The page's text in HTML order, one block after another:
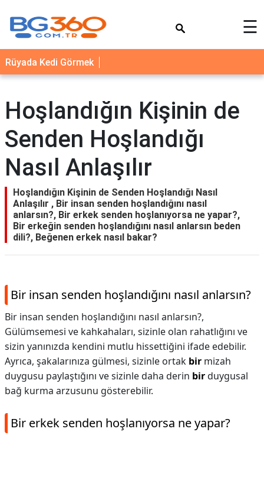
YEMEK
TARİFLERİ
NEDİR
FAYDALARI
İLETİŞİM
☰
Rüyada Kedi Görmek
Hoşlandığın Kişinin de
Senden Hoşlandığı
Nasıl Anlaşılır
Hoşlandığın Kişinin de Senden Hoşlandığı Nasıl
Anlaşılır , Bir insan senden hoşlandığını nasıl
anlarsın?, Bir erkek senden hoşlanıyorsa ne yapar?,
Bir erkeğin senden hoşlandığını nasıl anlarsın beden
dili?, Beğenen erkek nasıl bakar?
Bir insan senden hoşlandığını nasıl anlarsın?
Bir insan senden hoşlandığını nasıl anlarsın?,
Gülümsemesi ve kahkahaları, sizinle olan rahatlığını ve
sizin yanınızda kendini mutlu hissettiğini ifade edebilir.
Ayrıca, şakalarınıza gülmesi, sizinle ortak bir mizah
duygusu paylaştığını ve sizinle daha derin birduygusal
bağ kurma arzusunu gösterebilir.
Bir erkek senden hoşlanıyorsa ne yapar?